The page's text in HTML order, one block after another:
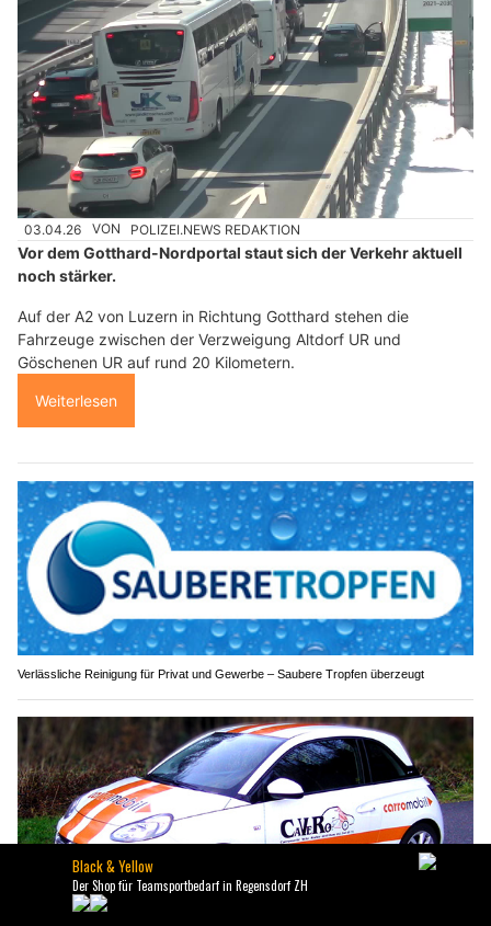
03.04.26 VON POLIZEI.NEWS REDAKTION
Vor dem Gotthard-Nordportal staut sich der Verkehr aktuell
noch stärker.
Auf der A2 von Luzern in Richtung Gotthard stehen die
Fahrzeuge zwischen der Verzweigung Altdorf UR und
Göschenen UR auf rund 20 Kilometern.
Weiterlesen
Verlässliche Reinigung für Privat und Gewerbe – Saubere Tropfen überzeugt
Cavero GmbH: Carrosserie-Reparaturen in Horw LU – professionell und